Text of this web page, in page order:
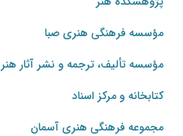
مؤسسه فرهنگی هنری صبا
مؤسسه تألیف، ترجمه و نشر آثار هنری
کتابخانه و مرکز اسناد
مجموعه فرهنگی هنری آسمان